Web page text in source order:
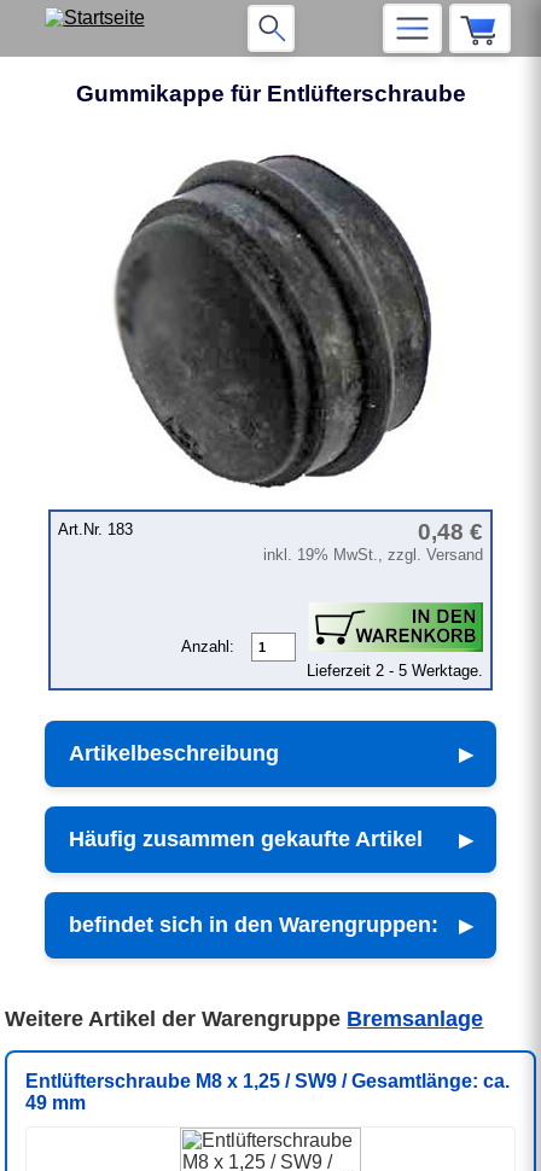
Gummikappe für Entlüfterschraube
Art.Nr. 183 0,48 €
inkl. 19% MwSt., zzgl. Versand
Anzahl:
Lieferzeit 2 - 5 Werktage.
Artikelbeschreibung
Häufig zusammen gekaufte Artikel
befindet sich in den Warengruppen:
Weitere Artikel der Warengruppe Bremsanlage
Entlüfterschraube M8 x 1,25 / SW9 / Gesamtlänge: ca.
49 mm